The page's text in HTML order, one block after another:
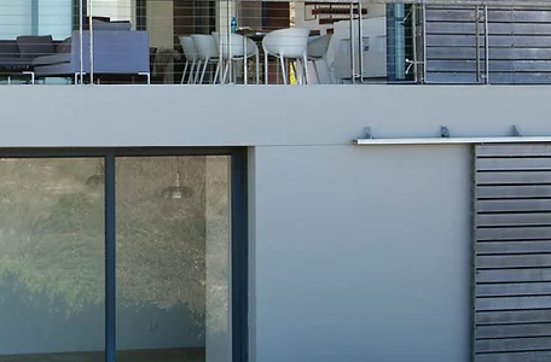
Es gibt viele
Arten ein Haus
...unsere ist
lange erprobt und
bis ins